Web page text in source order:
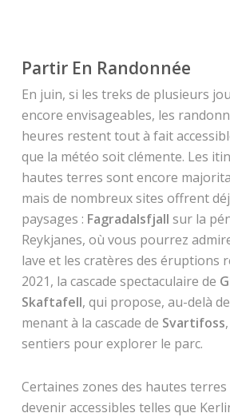
Partir En Randonnée
En juin, si les treks de plusieurs
encore envisageables, les
heures restent tout à fait
que la météo soit clémente. Les
hautes terres sont encore
mais de nombreux sites offrent
paysages : Fagradalsfjall sur la
Reykjanes, où vous pourrez
lave et les cratères des éruptions
2021, la cascade spectaculaire de
Skaftafell, qui propose, au-delà
menant à la cascade de Svartifoss
sentiers pour explorer le parc.
Certaines zones des hautes terres
devenir accessibles telles que